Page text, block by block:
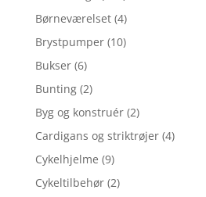
Børneværelset (4)
Brystpumper (10)
Bukser (6)
Bunting (2)
Byg og konstruér (2)
Cardigans og striktrøjer (4)
Cykelhjelme (9)
Cykeltilbehør (2)